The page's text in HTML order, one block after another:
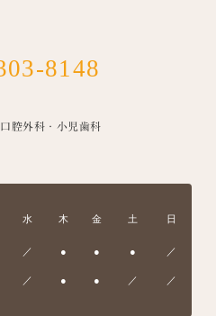
8148
腔外科・小児歯科
水 木 金 土 日
／ ● ● ● ／
／ ● ● ／ ／